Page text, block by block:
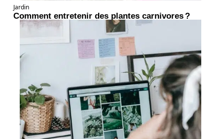
Jardin
Comment entretenir des plantes carnivores ?